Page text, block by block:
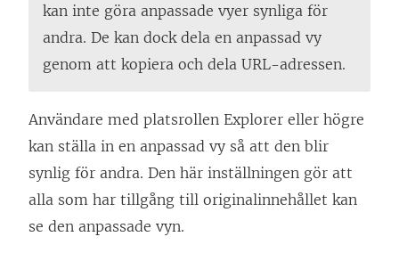
kan inte göra anpassade vyer synliga för
andra. De kan dock dela en anpassad vy
genom att kopiera och dela URL-adressen.
Användare med platsrollen Explorer eller högre
kan ställa in en anpassad vy så att den blir
synlig för andra. Den här inställningen gör att
alla som har tillgång till originalinnehållet kan
se den anpassade vyn.